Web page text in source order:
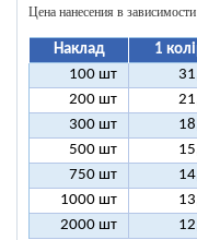
Цена нанесения в
Наклад 1
100 шт
200 шт
300 шт
500 шт
750 шт
1000 шт
2000 шт